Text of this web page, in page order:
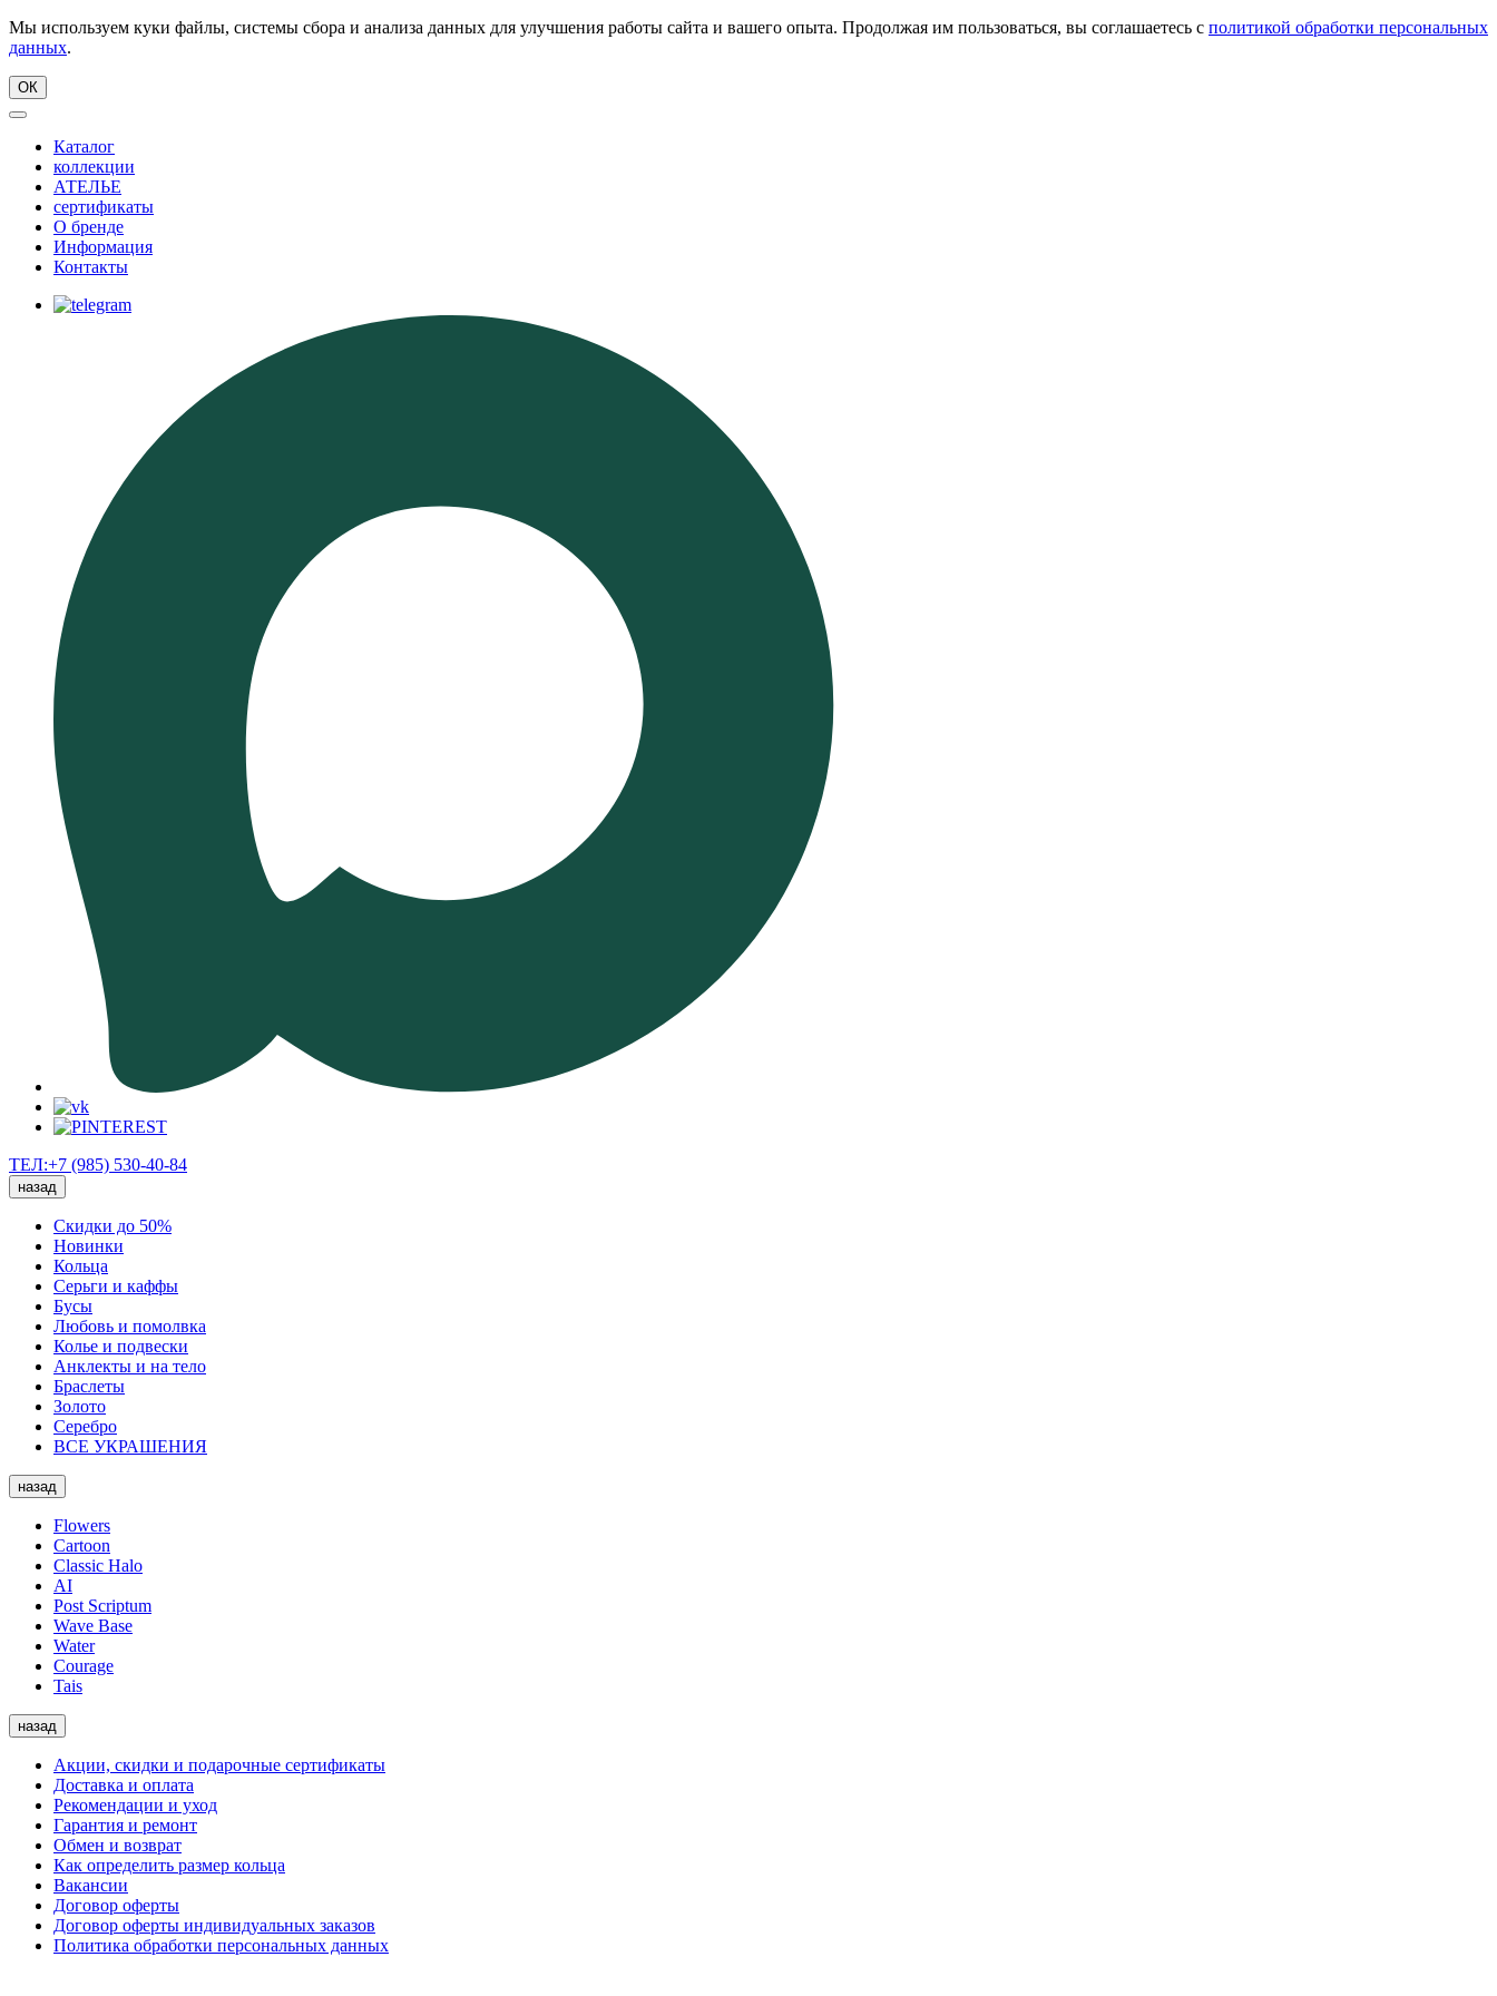
Мы используем куки файлы, системы сбора и анализа данных для улучшения работы сайта и вашего опыта. Продолжая им пользоваться, вы соглашаетесь с политикой обработки персональных
данных.
ОК
Каталог
коллекции
АТЕЛЬЕ
сертификаты
О бренде
Информация
Контакты
ТЕЛ:+7 (985) 530-40-84
назад
Скидки до 50%
Новинки
Кольца
Серьги и каффы
Бусы
Любовь и помолвка
Колье и подвески
Анклекты и на тело
Браслеты
Золото
Серебро
ВСЕ УКРАШЕНИЯ
назад
Flowers
Cartoon
Classic Halo
AI
Post Scriptum
Wave Base
Water
Courage
Tais
назад
Акции, скидки и подарочные сертификаты
Доставка и оплата
Рекомендации и уход
Гарантия и ремонт
Обмен и возврат
Как определить размер кольца
Вакансии
Договор оферты
Договор оферты индивидуальных заказов
Политика обработки персональных данных